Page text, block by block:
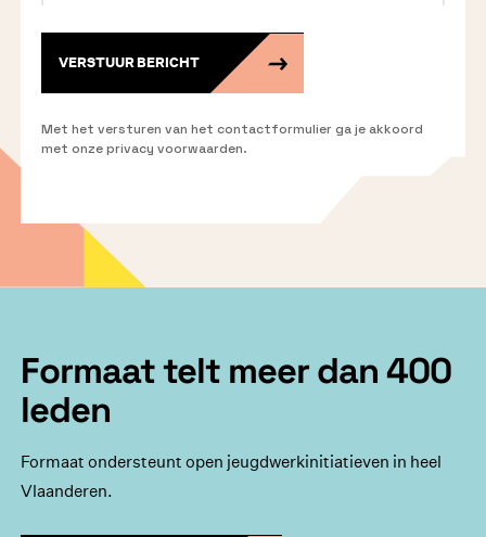
VERSTUUR BERICHT
Met het versturen van het contactformulier ga je akkoord
met onze privacy voorwaarden.
Formaat telt meer dan 400
leden
Formaat ondersteunt open jeugdwerkinitiatieven in heel
Vlaanderen.